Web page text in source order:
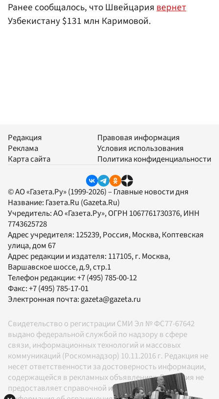
Ранее сообщалось, что Швейцариявернет
Узбекистану $131 млн Каримовой.
Редакция
Реклама
Карта сайта
Правовая информация
Условия использования
Политика конфиденциальности
© АО «Газета.Ру» (1999-2026) – Главные новости дня
Название: Газета.Ru (Gazeta.Ru)
Учредитель:АО «Газета.Ру», ОГРН 1067761730376, ИНН
7743625728
Адрес учредителя: 125239, Россия, Москва, Коптевская
улица, дом 67
Адрес редакции и издателя: 117105, г. Москва,
Варшавское шоссе, д.9, стр.1
Телефон редакции:+7 (495) 785-00-12
Факс:+7 (495) 785-17-01
Электронная почта: gazeta@gazeta.ru
Свидетельство о регистрации СМИ Эл № ФС77-67642
выдано федеральной службой по надзору в сфере
связи, информационных технологий и массовых
коммуникаций (Роскомнадзор) 10.11.2016 г. Редакция не
несет ответственности за достоверность информации,
содержащейся в рекламных объявлениях. Редакция не
предоставляет справочной информации.